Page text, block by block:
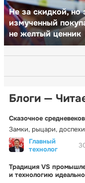
Не за скидкой, но
измученный
не желтый ценник
Блоги —
Сказочное
Замки, рыцари,
Главный
технолог
Традиция VS
и технологию